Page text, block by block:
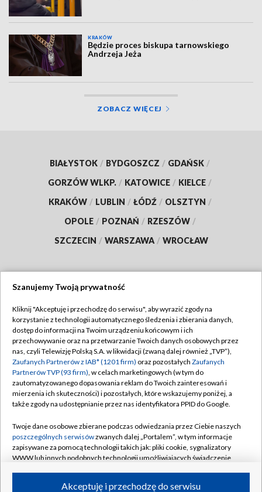
KRAKÓW
Będzie proces biskupa tarnowskiego
Andrzeja Jeża
ZOBACZ WIĘCEJ
BIAŁYSTOK / BYDGOSZCZ / GDAŃSK /
GORZÓW WLKP. / KATOWICE / KIELCE /
KRAKÓW / LUBLIN / ŁÓDŹ / OLSZTYN /
OPOLE / POZNAŃ / RZESZÓW /
SZCZECIN / WARSZAWA / WROCŁAW
TVP
Abonament TVP
Emisja w TVP
Centrum informacji TVP
Naziemna Telewizja Cyfrowa
Rada Programowa
System NOS
Informacje o nadawcy
Regulamin TVP
Polityka prywatności
Moje zgody
Pomoc
Kontakt
Kanały
Szanujemy Twoją prywatność
Kliknij "Akceptuję i przechodzę do serwisu", aby wyrazić zgody na
korzystanie z technologii automatycznego śledzenia i zbierania danych,
dostęp do informacji na Twoim urządzeniu końcowym i ich
przechowywanie oraz na przetwarzanie Twoich danych osobowych przez
nas, czyli Telewizję Polską S.A. w likwidacji (zwaną dalej również „TVP”),
Zaufanych Partnerów z IAB* (1201 firm) oraz pozostałych Zaufanych
Partnerów TVP (93 firm), w celach marketingowych (w tym do
zautomatyzowanego dopasowania reklam do Twoich zainteresowań i
mierzenia ich skuteczności) i pozostałych, które wskazujemy poniżej, a
także zgody na udostępnianie przez nas identyfikatora PPID do Google.
Twoje dane osobowe zbierane podczas odwiedzania przez Ciebie naszych
poszczególnych serwisówzwanych dalej „Portalem”, w tym informacje
zapisywane za pomocą technologii takich jak: pliki cookie, sygnalizatory
WWW lub innych podobnych technologii umożliwiających świadczenie
ruchu w Internecie.Akceptuję i przechodzę do serwisu